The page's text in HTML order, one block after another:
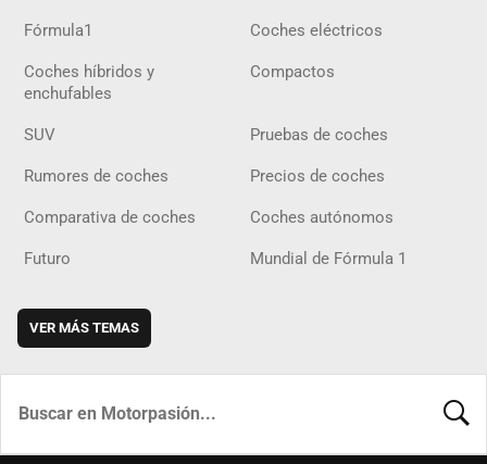
Fórmula1 Coches eléctricos
Coches híbridos y
enchufables
Compactos
SUV Pruebas de coches
Rumores de coches Precios de coches
Comparativa de coches Coches autónomos
Futuro Mundial de Fórmula 1
VER MÁS TEMAS